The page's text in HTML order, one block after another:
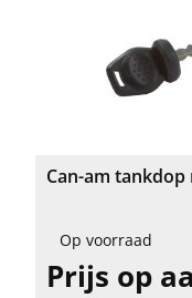
Can-am
Op voorraad
Prijs op